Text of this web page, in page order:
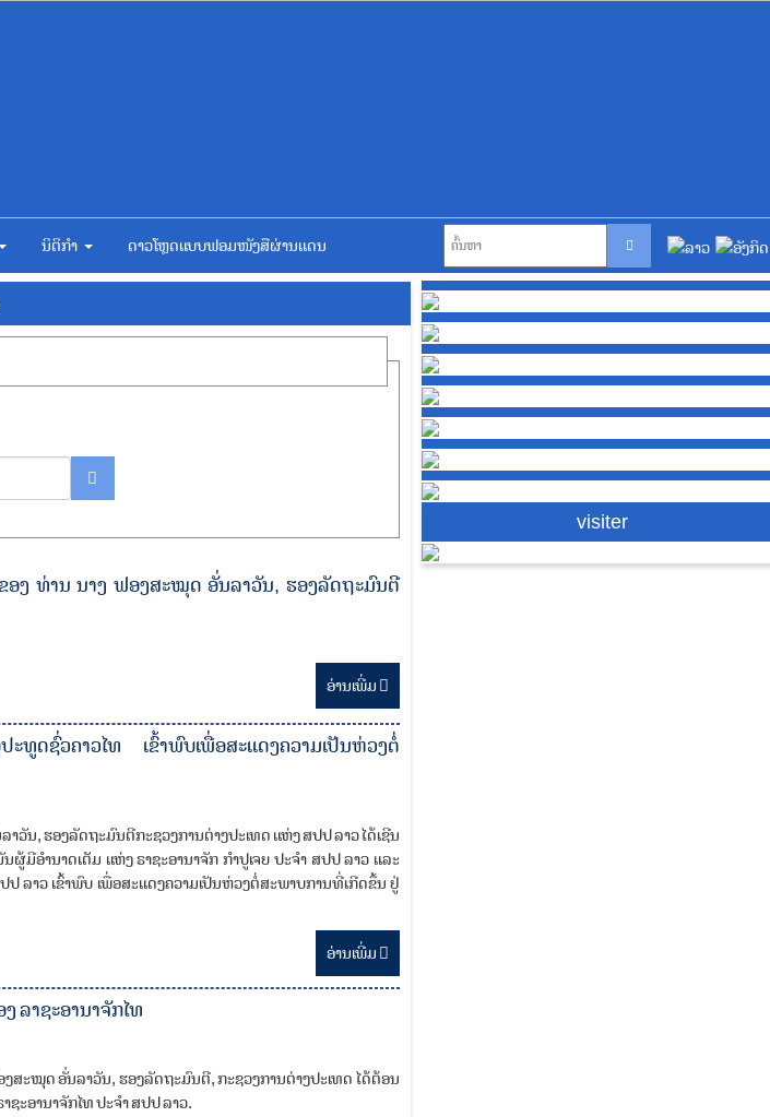
ນິຕິກຳ ດາວໂຫຼດແບບຟອມໜັງສືຜ່ານແດນ
ອງ ທ່ານ ນາງ ຟອງສະໝຸດ ອັ່ນລາວັນ, ຮອງລັດຖະມົນຕີ
ອ່ານ​ເພີ່ມ
ດຊົ່ວຄາວໄທ ເຂົ້າພົບເພື່ອສະແດງຄວາມເປັນຫ່ວງຕໍ່
ວັນ, ຮອງລັດຖະມົນຕີກະຊວງການຕ່າງປະເທດ ແຫ່ງ ສປປ ລາວ ໄດ້ເຊີນ
ອໍານາດເຕັມ ແຫ່ງ ຣາຊະອານາຈັກ ກໍາປູເຈຍ ປະຈໍາ ສປປ ລາວ ແລະ
ລາວ ເຂົ້າພົບ ເພື່ອສະແດງຄວາມເປັນຫ່ວງຕໍ່ສະພາບການທີ່ເກີດຂຶ້ນ ຢູ່
ອ່ານ​ເພີ່ມ
ລາຊະອານາຈັກໄທ
ສະໝຸດ ອັ່ນລາວັນ, ຮອງລັດຖະມົນຕີ, ກະຊວງການຕ່າງປະເທດ ໄດ້ຕ້ອນ
ະອານາຈັກໄທ ປະຈໍາ ສປປ ລາວ.
visiter